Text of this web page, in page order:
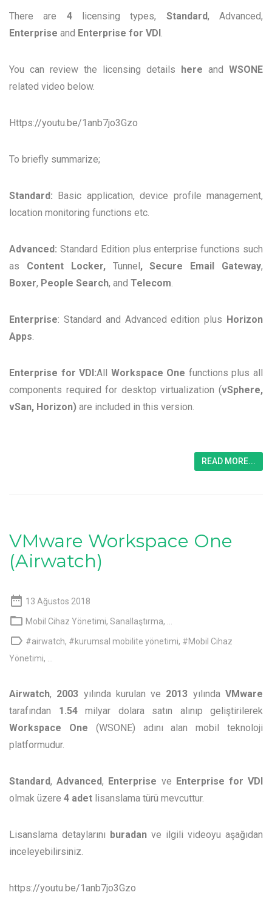
There are 4 licensing types, Standard, Advanced,
Enterprise and Enterprise for VDI.
You can review the licensing details here and WSONE
related video below.
Https://youtu.be/1anb7jo3Gzo
To briefly summarize;
Standard: Basic application, device profile management,
location monitoring functions etc.
Advanced: Standard Edition plus enterprise functions such
as Content Locker, Tunnel, Secure Email Gateway,
Boxer, People Search, and Telecom.
Enterprise: Standard and Advanced edition plus Horizon
Apps.
Enterprise for VDI:All Workspace One functions plus all
components required for desktop virtualization (vSphere,
vSan, Horizon) are included in this version.
READ MORE...
VMware Workspace One
(Airwatch)
 13 Ağustos 2018
 Mobil Cihaz Yönetimi, Sanallaştırma, ...
 #airwatch, #kurumsal mobilite yönetimi, #Mobil Cihaz
Yönetimi, ...
Airwatch, 2003 yılında kurulan ve 2013 yılındaVMware
tarafından 1.54milyar dolara satın alınıp geliştirilerek
Workspace
One (WSONE) adını alan mobil teknoloji
platformudur.
Standard,Advanced, Enterprise ve Enterprise for VDI
olmak üzere 4 adet lisanslama türü mevcuttur.
Lisanslama detaylarını buradan ve ilgili videoyu aşağıdan
inceleyebilirsiniz.
https://youtu.be/1anb7jo3Gzo